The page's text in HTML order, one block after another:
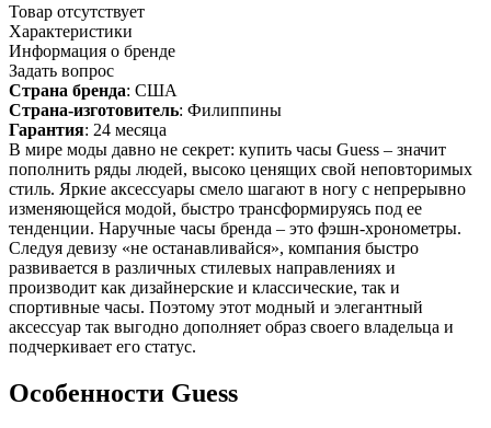
Товар отсутствует
Характеристики
Информация о бренде
Задать вопрос
Страна бренда: США
Страна-изготовитель: Филиппины
Гарантия: 24 месяца
В мире моды давно не секрет: купить часы Guess – значит
пополнить ряды людей, высоко ценящих свой неповторимых
стиль. Яркие аксессуары смело шагают в ногу с непрерывно
изменяющейся модой, быстро трансформируясь под ее
тенденции. Наручные часы бренда – это фэшн-хронометры.
Следуя девизу «не останавливайся», компания быстро
развивается в различных стилевых направлениях и
производит как дизайнерские и классические, так и
спортивные часы. Поэтому этот модный и элегантный
аксессуар так выгодно дополняет образ своего владельца и
подчеркивает его статус.
Особенности Guess